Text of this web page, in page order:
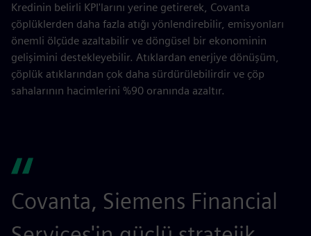
Kredinin belirli KPI'larını yerine getirerek, Covanta
çöplüklerden daha fazla atığı yönlendirebilir, emisyonları
önemli ölçüde azaltabilir ve döngüsel bir ekonominin
gelişimini destekleyebilir. Atıklardan enerjiye dönüşüm,
çöplük atıklarından çok daha sürdürülebilirdir ve çöp
sahalarının hacimlerini %90 oranında azaltır.
Covanta, Siemens Financial